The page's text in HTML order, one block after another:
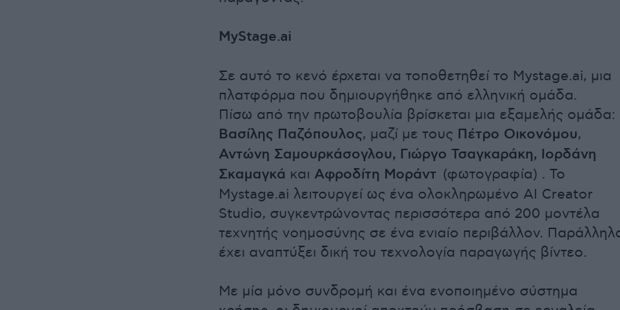
MyStage.ai
Σε αυτό το κενό έρχεται να τοποθετηθεί το Mystage.ai, μια
πλατφόρμα που δημιουργήθηκε από ελληνική ομάδα.
Πίσω από την πρωτοβουλία βρίσκεται μια εξαμελής
Βασίλης Παζόπουλος, μαζί με τους Πέτρο Οικονόμου,
Αντώνη Σαμουρκάσογλου, Γιώργο Τσαγκαράκη, Ιορδάνη
Σκαμαγκά και Αφροδίτη Μοράντ (φωτογραφία) . Το
Mystage.ai λειτουργεί ως ένα ολοκληρωμένο AI Creator
Studio, συγκεντρώνοντας περισσότερα από 200 μοντέλα
τεχνητής νοημοσύνης σε ένα ενιαίο περιβάλλον.
έχει αναπτύξει δική του τεχνολογία παραγωγής βίντεο.
Με μία μόνο συνδρομή και ένα ενοποιημένο σύστημα